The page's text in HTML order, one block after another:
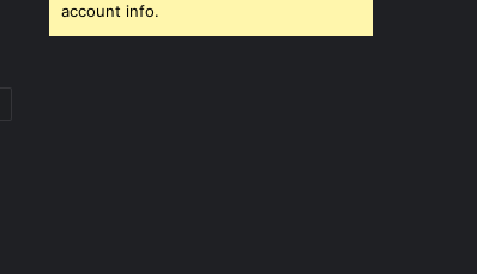
account info.